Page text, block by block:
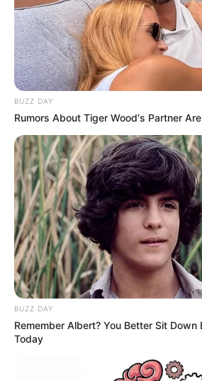
BUZZ DAY
Rumors About Tiger Wood's Partner
BUZZ DAY
Remember Albert? You Better Sit Down
Today